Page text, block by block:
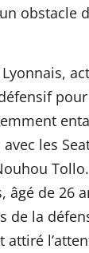
obstacle
Lyonnais,
les
âgé de 26
de la
attiré